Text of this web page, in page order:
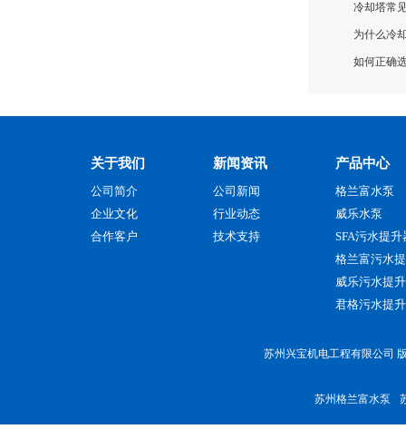
冷却塔常
为什么冷
如何正确
关于我们
公司简介
企业文化
合作客户
新闻资讯
公司新闻
行业动态
技术支持
产品中心
格兰富水泵
威乐水泵
SFA污水提升
格兰富污水
威乐污水提
君格污水提
苏州兴宝机电工程有限公司
苏州格兰富水泵